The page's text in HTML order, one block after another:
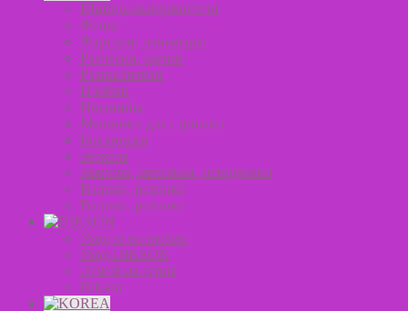
Щипцы-выпрямители
Фены
Фартуки, пеньюары
Расчески, щетки
Распылители
Плойки
Ножницы
Машинки для стрижки
Коклюшки
Зеркала
Зажимы, шпильки, невидимки
Валики, резинки
Валики, резинки
Уход за волосами
Уход DIKSON
Лечебная серия
Dikson